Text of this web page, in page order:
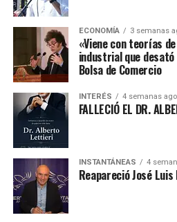
ECONOMÍA 3 semanas
«Viene con teorías
industrial que desató
Bolsa de Comercio
INTERÉS 4 semanas ago
FALLECIÓ EL DR.
INSTANTÁNEAS 4
Reapareció José